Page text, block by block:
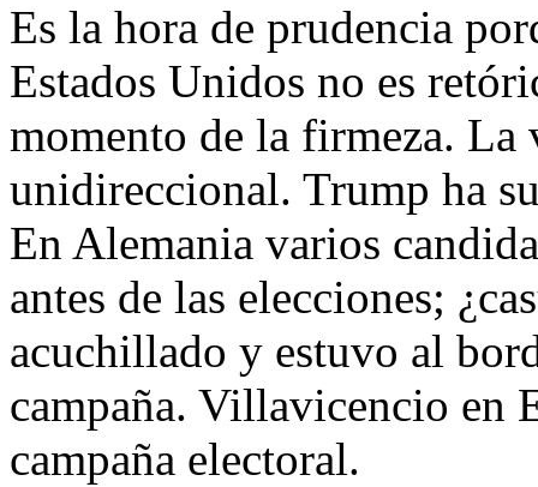
Es la hora de prudencia
Estados Unidos no es
momento de la firmeza.
unidireccional. Trump ha
En Alemania varios
antes de las elecciones;
acuchillado y estuvo al
campaña. Villavicencio en
campaña electoral.